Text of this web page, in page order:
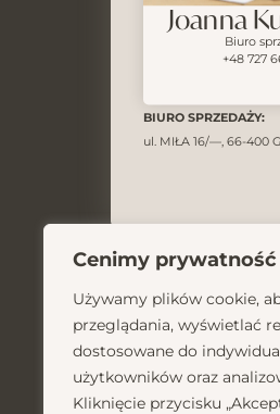
Cenimy
Używamy plików cookie,
przeglądania, wyświetlać
dostosowane do
użytkowników oraz
Kliknięcie przycisku
Joanna
Biuro
+48 727
BIURO SPRZEDAŻY:
ul. MIŁA 16/—, 66-400
PROPERTUM DUO sp. z o.o.
ul. MIŁA 16/—, 66-400
KRS: 0000969006 / NIP:
FACEBOOKINSTAGRAM